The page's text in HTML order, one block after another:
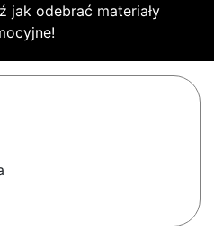
jak odebrać materiały